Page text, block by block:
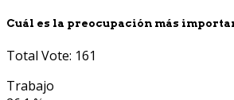
Cuál es la preocupación más
Total Vote: 161
Trabajo